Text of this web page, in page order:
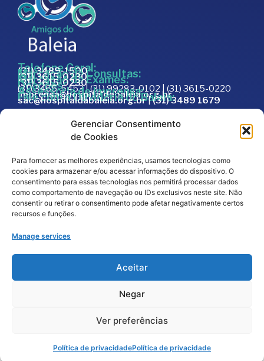
Gerenciar Consentimento
de Cookies
Para fornecer as melhores experiências, usamos tecnologias como
cookies para armazenar e/ou acessar informações do dispositivo. O
consentimento para essas tecnologias nos permitirá processar dados
como comportamento de navegação ou IDs exclusivos neste site. Não
consentir ou retirar o consentimento pode afetar negativamente certos
recursos e funções.
Manage services
Aceitar
Negar
Ver preferências
Política de privacidadePolítica de privacidade
Telefone Geral:
(31) 3489-1500
Marcação de Consultas:
(31) 3615-0230
Marcação de Exames:
(31) 3615-0230
Doações:
(31) 3465-5453 | (31) 99283-0102 | (31) 3615-0220
Assessoria de Imprensa:
imprensa@hospitaldabaleia.org.br
Fale com a Ouvidoria do Baleia:
sac@hospitaldabaleia.org.br|(31) 3489 1679
Trabalhe Conosco
Editais
Política de Privacidade
Código de Integridade
© Todos os direitos reservados – Hospital da
Doe Agora